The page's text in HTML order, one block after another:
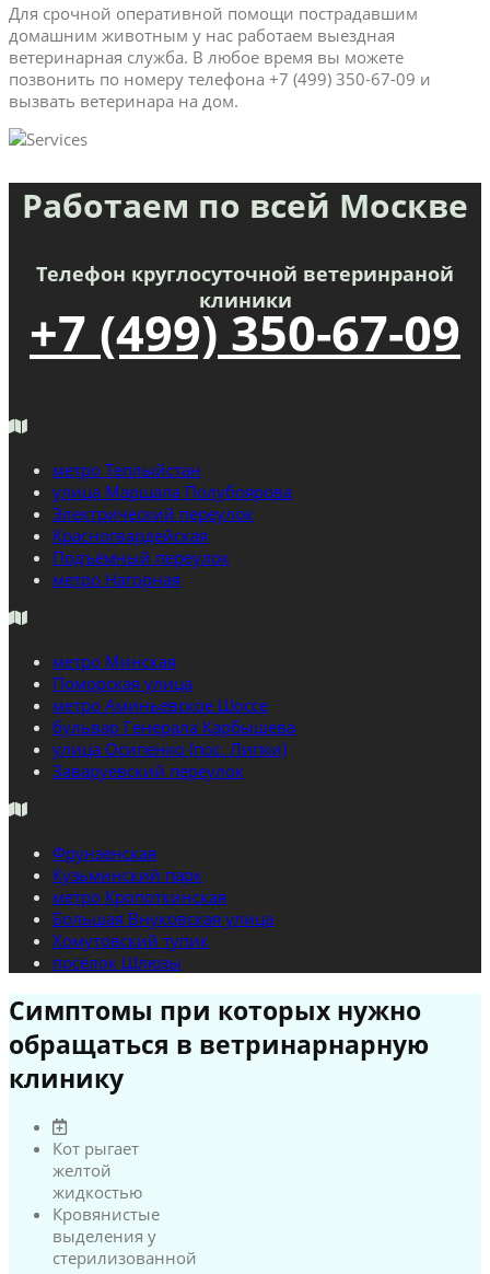
Для срочной оперативной помощи пострадавшим
домашним животным у нас работаем выездная
ветеринарная служба. В любое время вы можете
позвонить по номеру телефона +7 (499) 350-67-09 и
вызвать ветеринара на дом.
Работаем по всей Москве
Телефон круглосуточной ветеринраной
клиники
+7 (499) 350-67-09
метро Теплыйстан
улица Маршала Полубоярова
Электрический переулок
Красногвардейская
Подъёмный переулок
метро Нагорная
метро Минская
Поморская улица
метро Аминьевское Шоссе
бульвар Генерала Карбышева
улица Осипенко (пос. Липки)
Заваруевский переулок
Фрунзенская
Кузьминский парк
метро Кропоткинская
Большая Внуковская улица
Хомутовский тупик
посёлок Шлюзы
Симптомы при которых нужно
обращаться в ветринарнарную
клинику
Кот рыгает
желтой
жидкостью
Кровянистые
выделения у
стерилизованной